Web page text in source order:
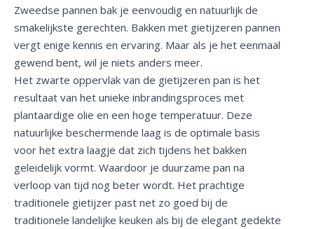
Zweedse pannen bak je eenvoudig en natuurlijk de
smakelijkste gerechten. Bakken met gietijzeren pannen
vergt enige kennis en ervaring. Maar als je het eenmaal
gewend bent, wil je niets anders meer.
Het zwarte oppervlak van de gietijzeren pan is het
resultaat van het unieke inbrandingsproces met
plantaardige olie en een hoge temperatuur. Deze
natuurlijke beschermende laag is de optimale basis
voor het extra laagje dat zich tijdens het bakken
geleidelijk vormt. Waardoor je duurzame pan na
verloop van tijd nog beter wordt. Het prachtige
traditionele gietijzer past net zo goed bij de
traditionele landelijke keuken als bij de elegant gedekte